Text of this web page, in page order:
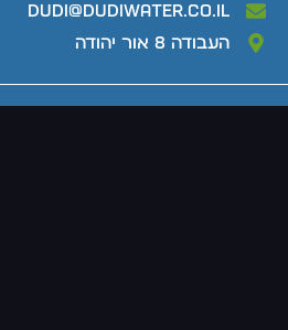
dudi@dudiwater.co.il
העבודה 8 אור יהודה